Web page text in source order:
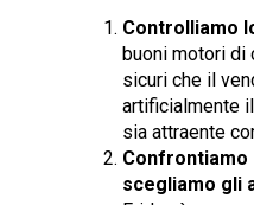
Controlliamo
buoni motori di
sicuri che il
artificialmente
sia attraente
Confrontiamo
scegliamo gli